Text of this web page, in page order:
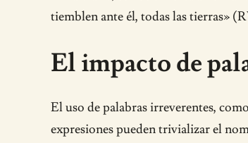
tiemblen ante él, todas las tierras»
El impacto de
El uso de palabras irreverentes,
expresiones pueden trivializar el